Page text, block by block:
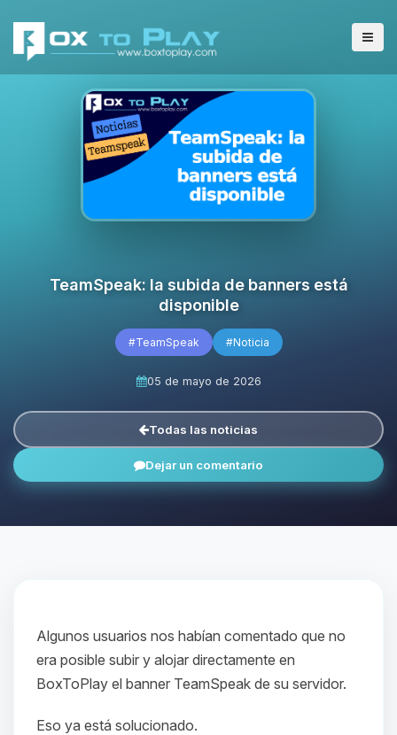
TeamSpeak: la subida de banners está
disponible
#TeamSpeak #Noticia
05 de mayo de 2026
Todas las noticias
Dejar un comentario
Algunos usuarios nos habían comentado que no
era posible subir y alojar directamente en
BoxToPlay el banner TeamSpeak de su servidor.
Eso ya está solucionado.